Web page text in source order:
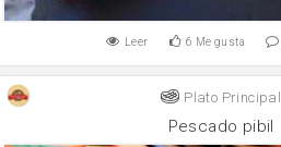
Leer 6 Me gusta
Plato Principal
Pescado pibil